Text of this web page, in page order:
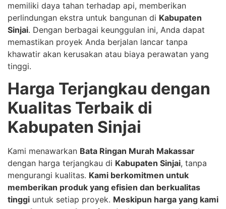
memiliki daya tahan terhadap api, memberikan
perlindungan ekstra untuk bangunan di Kabupaten
Sinjai. Dengan berbagai keunggulan ini, Anda dapat
memastikan proyek Anda berjalan lancar tanpa
khawatir akan kerusakan atau biaya perawatan yang
tinggi.
Harga Terjangkau dengan
Kualitas Terbaik di
Kabupaten Sinjai
Kami menawarkan Bata Ringan Murah Makassar
dengan harga terjangkau di Kabupaten Sinjai, tanpa
mengurangi kualitas. Kami berkomitmen untuk
memberikan produk yang efisien dan berkualitas
tinggi untuk setiap proyek. Meskipun harga yang kami